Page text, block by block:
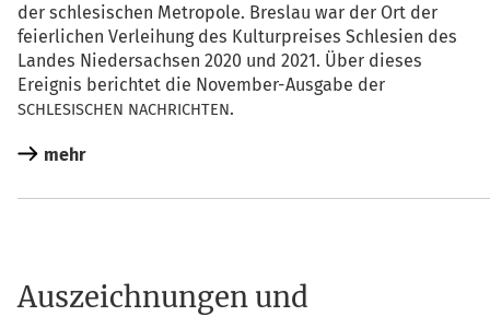
der schle­si­schen Metro­po­le. Bres­lau war der Ort der
fei­er­li­chen Ver­lei­hung des Kul­tur­prei­ses Schle­si­en des
Lan­des Nie­der­sach­sen 2020 und 2021. Über die­ses
Ereig­nis berich­tet die Novem­ber-Aus­ga­be der
SCHLESISCHEN NACHRICHTEN.
mehr
Auszeichnungen und